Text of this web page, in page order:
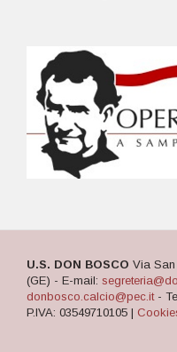
U.S. DON BOSCO Via San
(GE) - E-mail:
donbosco.calcio@pec.it-
P.IVA: 03549710105 |